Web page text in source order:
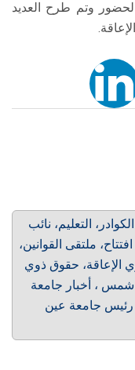
وتم طرح العديد
التعليم، نائب
ملتقى القوانين،
الإعاقة، حقوق ذوي
، أخبار جامعة
جامعة عين